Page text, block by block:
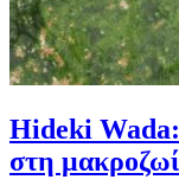
Hideki Wada:
στη